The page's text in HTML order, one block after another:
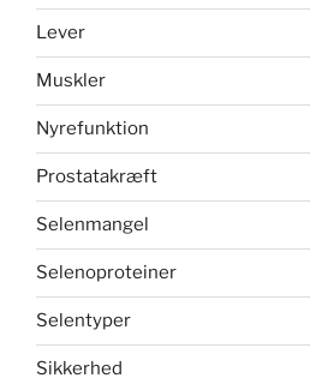
Lever
Muskler
Nyrefunktion
Prostatakræft
Selenmangel
Selenoproteiner
Selentyper
Sikkerhed